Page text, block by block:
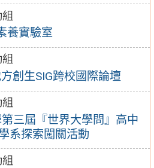
養實驗室
創生SIG跨校國際論壇
三屆『世界大學問』高中
系探索闖關活動